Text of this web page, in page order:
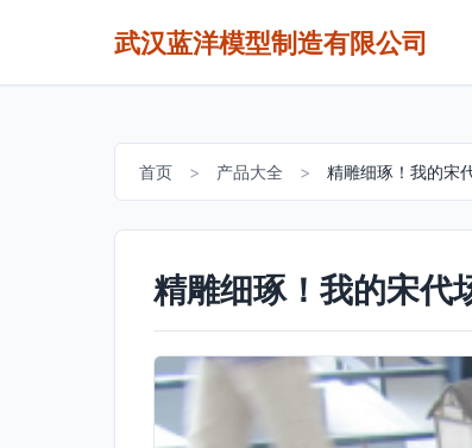
武汉蓝洋模型制造有限公司
首页 > 产品大全 > 精雕细琢！我的宋
精雕细琢！我的宋代